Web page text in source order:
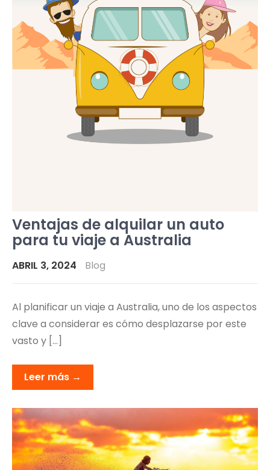
Ventajas de alquilar un auto
para tu viaje a Australia
ABRIL 3, 2024 Blog
Al planificar un viaje a Australia, uno de los aspectos
clave a considerar es cómo desplazarse por este
vasto y […]
Leer más →